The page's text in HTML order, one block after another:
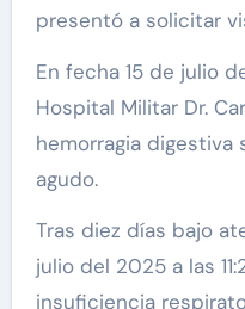
presentó a solicitar
En fecha 15 de julio
Hospital Militar Dr.
hemorragia
agudo.
Tras diez días bajo
julio del 2025 a las
insuficiencia